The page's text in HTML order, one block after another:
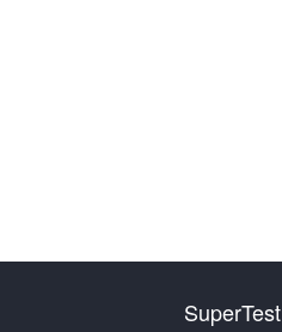
SuperTest